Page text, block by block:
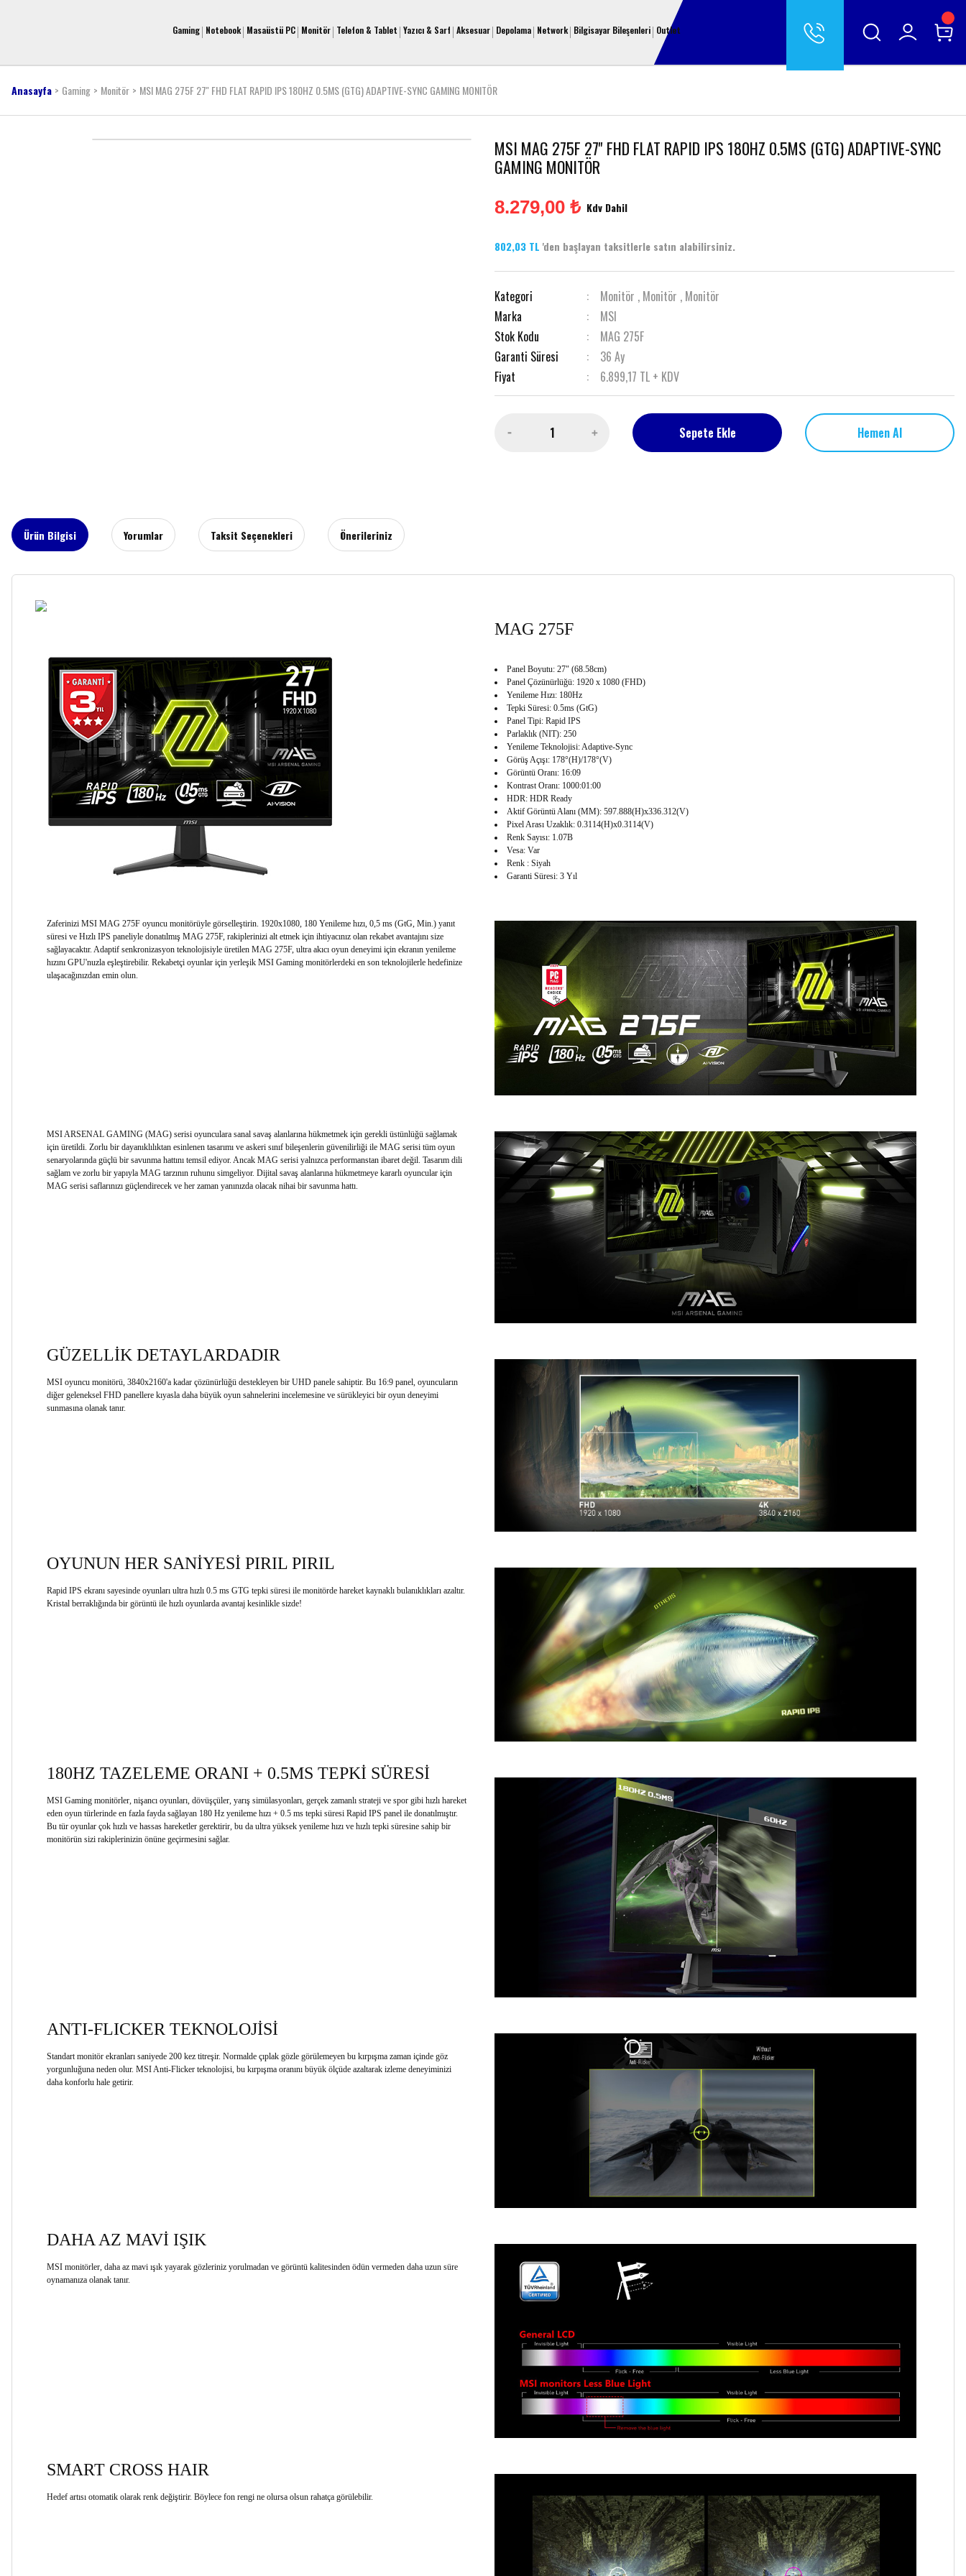
Gaming Notebook Masaüstü PC Monitör Telefon & Tablet Yazıcı & Sarf Aksesuar Depolama Network Bilgisayar Bileşenleri Outlet
Anasayfa Gaming Monitör MSI MAG 275F 27'' FHD FLAT RAPID IPS 180HZ 0.5MS (GTG) ADAPTIVE-SYNC GAMING MONITÖR
MSI MAG 275F 27'' FHD FLAT RAPID IPS 180HZ 0.5MS (GTG) ADAPTIVE-SYNC
GAMING MONITÖR
8.279,00 ₺ Kdv Dahil
802,03 TL 'den başlayan taksitlerle satın alabilirsiniz.
Kategori Monitör , Monitör , Monitör
Marka
MSI
Stok Kodu
MAG 275F
Garanti Süresi
36 Ay
Fiyat
6.899,17 TL + KDV
Sepete Ekle Hemen Al
Ürün Bilgisi Yorumlar Taksit Seçenekleri Önerileriniz
MAG 275F
Panel Boyutu: 27" (68.58cm)
Panel Çözünürlüğü: 1920 x 1080 (FHD)
Yenileme Hızı: 180Hz
Tepki Süresi: 0.5ms (GtG)
Panel Tipi: Rapid IPS
Parlaklık (NIT): 250
Yenileme Teknolojisi: Adaptive-Sync
Görüş Açışı: 178°(H)/178°(V)
Görüntü Oranı: 16:09
Kontrast Oranı: 1000:01:00
HDR: HDR Ready
Aktif Görüntü Alanı (MM): 597.888(H)x336.312(V)
Pixel Arası Uzaklık: 0.3114(H)x0.3114(V)
Renk Sayısı: 1.07B
Vesa: Var
Renk : Siyah
Garanti Süresi: 3 Yıl
Zaferinizi MSI MAG 275F oyuncu monitörüyle görselleştirin. 1920x1080, 180 Yenileme hızı, 0,5 ms (GtG, Min.) yanıt
süresi ve Hızlı IPS paneliyle donatılmış MAG 275F, rakiplerinizi alt etmek için ihtiyacınız olan rekabet avantajını size
sağlayacaktır. Adaptif senkronizasyon teknolojisiyle üretilen MAG 275F, ultra akıcı oyun deneyimi için ekranın yenileme
hızını GPU'nuzla eşleştirebilir. Rekabetçi oyunlar için yerleşik MSI Gaming monitörlerdeki en son teknolojilerle hedefinize
ulaşacağınızdan emin olun.
MSI ARSENAL GAMING (MAG) serisi oyunculara sanal savaş alanlarına hükmetmek için gerekli üstünlüğü sağlamak
için üretildi. Zorlu bir dayanıklılıktan esinlenen tasarımı ve askeri sınıf bileşenlerin güvenilirliği ile MAG serisi tüm oyun
senaryolarında güçlü bir savunma hattını temsil ediyor. Ancak MAG serisi yalnızca performanstan ibaret değil. Tasarım dili
sağlam ve zorlu bir yapıyla MAG tarzının ruhunu simgeliyor. Dijital savaş alanlarına hükmetmeye kararlı oyuncular için
MAG serisi saflarınızı güçlendirecek ve her zaman yanınızda olacak nihai bir savunma hattı.
GÜZELLİK DETAYLARDADIR
MSI oyuncu monitörü, 3840x2160'a kadar çözünürlüğü destekleyen bir UHD panele sahiptir. Bu 16:9 panel, oyuncuların
diğer geleneksel FHD panellere kıyasla daha büyük oyun sahnelerini incelemesine ve sürükleyici bir oyun deneyimi
sunmasına olanak tanır.
OYUNUN HER SANİYESİ PIRIL PIRIL
Rapid IPS ekranı sayesinde oyunları ultra hızlı 0.5 ms GTG tepki süresi ile monitörde hareket kaynaklı bulanıklıkları azaltır.
Kristal berraklığında bir görüntü ile hızlı oyunlarda avantaj kesinlikle sizde!
180HZ TAZELEME ORANI + 0.5MS TEPKİ SÜRESİ
MSI Gaming monitörler, nişancı oyunları, dövüşçüler, yarış simülasyonları, gerçek zamanlı strateji ve spor gibi hızlı hareket
eden oyun türlerinde en fazla fayda sağlayan 180 Hz yenileme hızı + 0.5 ms tepki süresi Rapid IPS panel ile donatılmıştır.
Bu tür oyunlar çok hızlı ve hassas hareketler gerektirir, bu da ultra yüksek yenileme hızı ve hızlı tepki süresine sahip bir
monitörün sizi rakiplerinizin önüne geçirmesini sağlar.
ANTI-FLICKER TEKNOLOJİSİ
Standart monitör ekranları saniyede 200 kez titreşir. Normalde çıplak gözle görülemeyen bu kırpışma zaman içinde göz
yorgunluğuna neden olur. MSI Anti-Flicker teknolojisi, bu kırpışma oranını büyük ölçüde azaltarak izleme deneyiminizi
daha konforlu hale getirir.
DAHA AZ MAVİ IŞIK
MSI monitörler, daha az mavi ışık yayarak gözleriniz yorulmadan ve görüntü kalitesinden ödün vermeden daha uzun süre
oynamanıza olanak tanır.
SMART CROSS HAIR
Hedef artısı otomatik olarak renk değiştirir. Böylece fon rengi ne olursa olsun rahatça görülebilir.